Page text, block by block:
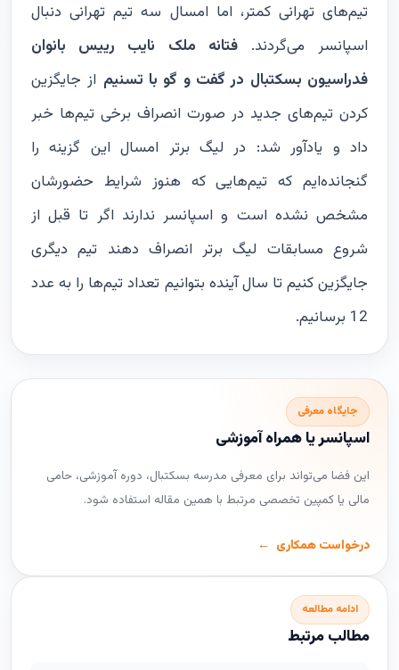
تیم‌های تهرانی کمتر، اما امسال سه تیم تهرانی دنبال
اسپانسر می‌گردند.فتانه ملک نایب رییس بانوان
فدراسیون بسکتبال در گفت و گو با تسنیم از جایگزین
کردن تیم‌های جدید در صورت انصراف برخی تیم‌ها خبر
داد و یادآور شد: در لیگ برتر امسال این گزینه را
گنجانده‌ایم که تیم‌هایی که هنوز شرایط حضورشان
مشخص نشده است و اسپانسر ندارند اگر تا قبل از
شروع مسابقات لیگ برتر انصراف دهند تیم دیگری
جایگزین کنیم تا سال آینده بتوانیم تعداد تیم‌ها را به عدد
12 برسانیم.
جایگاه معرفی
اسپانسر یا همراه آموزشی
این فضا می‌تواند برای معرفی مدرسه بسکتبال، دوره آموزشی، حامی
مالی یا کمپین تخصصی مرتبط با همین مقاله استفاده شود.
درخواست همکاری
ادامه مطالعه
مطالب مرتبط